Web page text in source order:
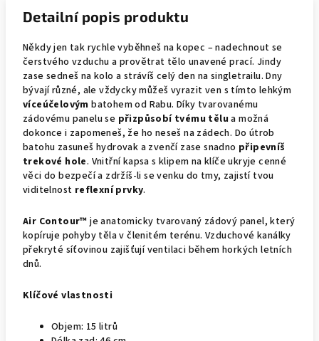
Detailní popis produktu
Někdy jen tak rychle vyběhneš na kopec – nadechnout se
čerstvého vzduchu a provětrat tělo unavené prací. Jindy
zase sedneš na kolo a strávíš celý den na singletrailu. Dny
bývají různé, ale vždycky můžeš vyrazit ven s tímto lehkým
víceúčelovým batohem od Rabu. Díky tvarovanému
zádovému panelu se přizpůsobí tvému tělu a možná
dokonce i zapomeneš, že ho neseš na zádech. Do útrob
batohu zasuneš hydrovak a zvenčí zase snadno připevníš
trekové hole. Vnitřní kapsa s klipem na klíče ukryje cenné
věci do bezpečí a zdržíš-li se venku do tmy, zajistí tvou
viditelnost reflexní prvky.
Air Contour™je anatomicky tvarovaný zádový panel, který
kopíruje pohyby těla v členitém terénu. Vzduchové kanálky
překryté síťovinou zajišťují ventilaci během horkých letních
dnů.
Klíčové vlastnosti
Objem: 15 litrů